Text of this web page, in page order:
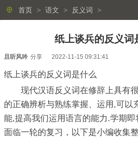
首页 > 语文 > 反义词 >
纸上谈兵的反义词
且听风吟 分享 2022-11-15 09:31:41
纸上谈兵的反义词是什么
现代汉语反义词在修辞上具有很
的正确辨析与熟练掌握、运用,可以
能,提高我们运用语言的能力.学期即
面临一轮的复习，以下是小编收集